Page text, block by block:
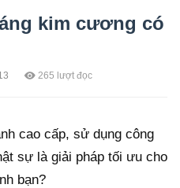
kim cương có
265 lượt đọc
cao cấp, sử dụng công
sự là giải pháp tối ưu cho
bạn?